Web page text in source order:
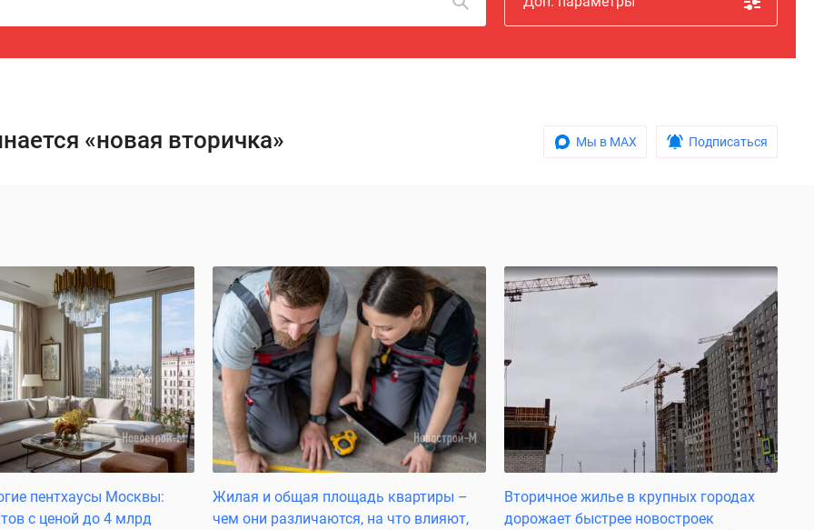
«новая вторичка» Мы в MAX Подписаться
пентхаусы Москвы:
с ценой до 4 млрд
Жилая и общая площадь квартиры –
чем они различаются, на что влияют,
Вторичное жилье в крупных городах
дорожает быстрее новостроек